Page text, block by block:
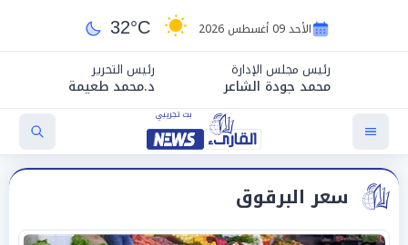
الأحد 09 أغسطس 2026 32°C
رئيس مجلس الإدارة
محمد جودة الشاعر
رئيس التحرير
د.محمد طعيمة
سعر البرقوق